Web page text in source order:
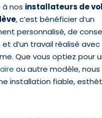
à nos installateurs de
, c’est bénéficier d’un
personnalisé, de
d’un travail réalisé avec
Que vous optiez pour
ou autre modèle, nous
installation fiable,